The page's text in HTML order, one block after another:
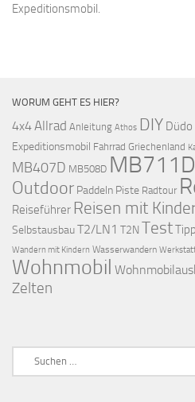
Expeditionsmobil.
WORUM GEHT ES HIER?
4x4 Allrad Anleitung Athos DIY Düdo
Expeditionsmobil Fahrrad Griechenland
MB407D MB508D MB711D
Outdoor Paddeln Piste Radtour
Reiseführer Reisen mit
SelbstausbauT2/LN1 T2N Test
Wandern mit Kindern Wasserwandern
Wohnmobil
Zelten